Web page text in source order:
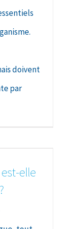
doivent
par
elle